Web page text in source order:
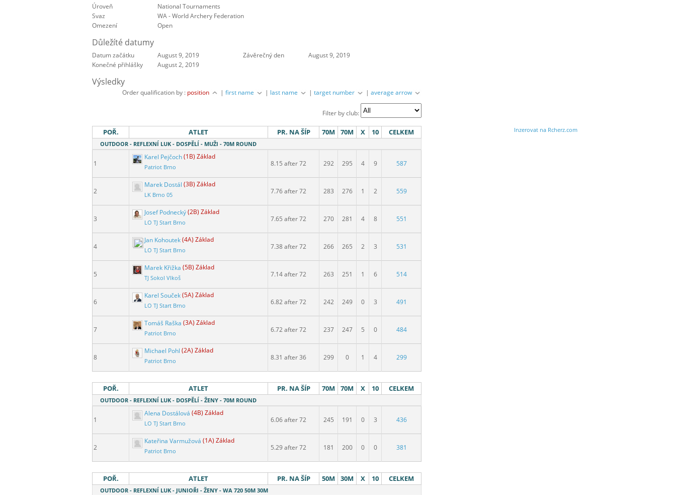
Úroveň
National Tournaments
Svaz
WA - World Archery Federation
Omezení
Open
Důležíté datumy
Datum začátku August 9, 2019 Závěrečný den
August 9, 2019
Konečné přihlášky
August 2, 2019
Výsledky
Order qualification by : position |first name | last name |target number |average arrow
Filter by club:
POŘ. ATLET PR. NA ŠÍP 70M 70M X 10 CELKEM
OUTDOOR - REFLEXNÍ LUK - DOSPĚLÍ - MUŽI - 70M ROUND
1
Karel Pejčoch(1B) Základ
Patriot Brno 8.15 after 72 292 295 4 9 587
2
Marek Dostál (3B) Základ
LK Brno 05 7.76 after 72 283 276 1 2 559
3
Josef Podnecký(2B) Základ
LO TJ Start Brno 7.65 after 72 270 281 4 8 551
4
Jan Kohoutek(4A) Základ
LO TJ Start Brno 7.38 after 72 266 265 2 3 531
5
Marek Křižka (5B) Základ
TJ Sokol Vlkoš 7.14 after 72 263 251 1 6 514
6
Karel Souček(5A) Základ
LO TJ Start Brno 6.82 after 72 242 249 0 3 491
7
Tomáš Raška (3A) Základ
Patriot Brno 6.72 after 72 237 247 5 0 484
8
Michael Pohl (2A) Základ
Patriot Brno 8.31 after 36 299 0 1 4 299
POŘ. ATLET PR. NA ŠÍP 70M 70M X 10 CELKEM
OUTDOOR - REFLEXNÍ LUK - DOSPĚLÍ - ŽENY - 70M ROUND
1
Alena Dostálová (4B) Základ
LO TJ Start Brno 6.06 after 72 245 191 0 3 436
2
Kateřina Varmužová (1A) Základ
Patriot Brno 5.29 after 72 181 200 0 0 381
POŘ. ATLET PR. NA ŠÍP 50M 30M X 10 CELKEM
OUTDOOR - REFLEXNÍ LUK - JUNIOŘI - ŽENY - WA 720 50M 30M
Inzerovat na Rcherz.com